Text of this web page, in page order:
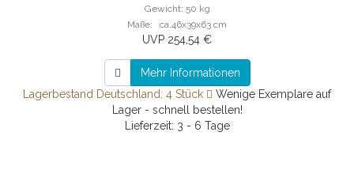
Gewicht: 50 kg
Maße: ca.46x39x63 cm
UVP 254,54 €
Mehr Informationen
Lagerbestand Deutschland: 4 Stück
Wenige Exemplare auf
Lager - schnell bestellen!
Lieferzeit: 3 - 6 Tage